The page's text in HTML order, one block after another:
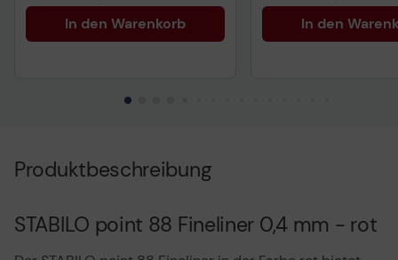
In den Warenkorb In den
Produktbeschreibung
STABILO point 88 Fineliner 0,4 mm - rot